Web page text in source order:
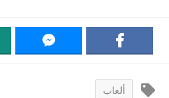
ألعاب